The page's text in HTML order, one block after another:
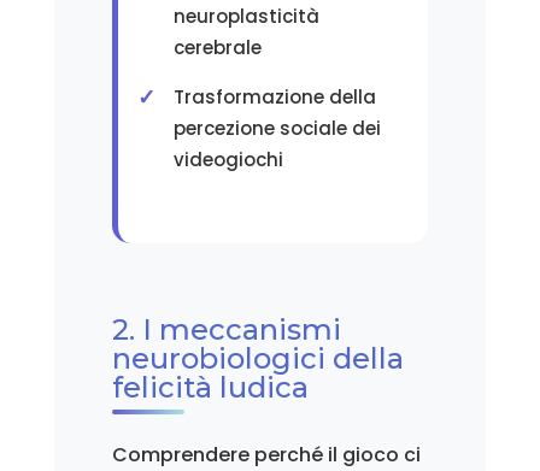
neuroplasticità
cerebrale
Trasformazione della
percezione sociale dei
videogiochi
2. I meccanismi
neurobiologici della
felicità ludica
Comprendere perché il gioco ci